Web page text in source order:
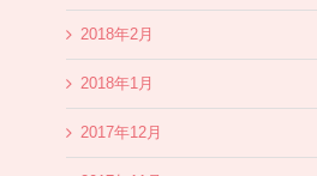
2018年2月
2018年1月
2017年12月